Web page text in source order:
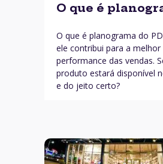
O que é
O que é planograma do
ele contribui para a melhor
performance das vendas.
produto estará disponível
e do jeito certo?